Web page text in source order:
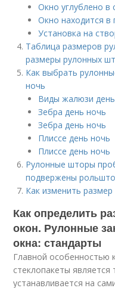
Окно углублено в
Окно находится в
Установка на
Таблица размеров
размеры рулонных
Как выбрать
ночь
Виды жалюзи
Зебра день ночь
Зебра день ночь
Плиссе день ночь
Плиссе день ночь
Рулонные шторы
подвержены
Как изменить
Как определить
окон. Рулонные
окна: стандарты
Главной особенностью
стеклопакеты
устанавливается на